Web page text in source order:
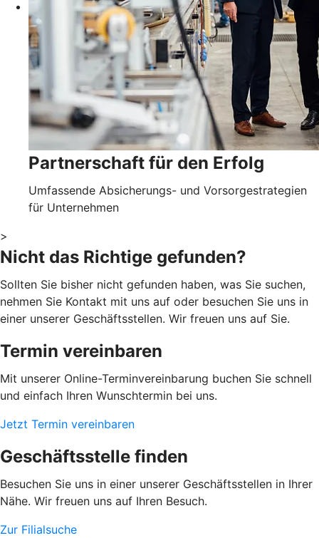
Partnerschaft für den Erfolg
Umfassende Absicherungs- und Vorsorgestrategien
für Unternehmen
>
Nicht das Richtige gefunden?
Sollten Sie bisher nicht gefunden haben, was Sie suchen,
nehmen Sie Kontakt mit uns auf oder besuchen Sie uns in
einer unserer Geschäftsstellen. Wir freuen uns auf Sie.
Termin vereinbaren
Mit unserer Online-Terminvereinbarung buchen Sie schnell
und einfach Ihren Wunschtermin bei uns.
Jetzt Termin vereinbaren
Geschäftsstelle finden
Besuchen Sie uns in einer unserer Geschäftsstellen in Ihrer
Nähe. Wir freuen uns auf Ihren Besuch.
Zur Filialsuche